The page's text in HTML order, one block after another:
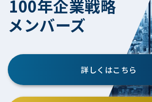
100年企業戦略
メンバーズ
詳しくはこちら